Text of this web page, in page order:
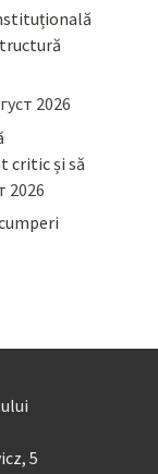
2026
critic și să
2026
5